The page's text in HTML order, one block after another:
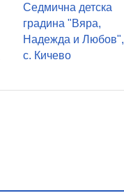
Седмична детска
градина "Вяра,
Надежда и Любов",
с. Кичево